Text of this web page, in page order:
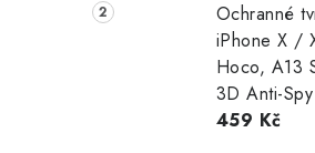
Ochranné
iPhone X /
Hoco, A13
3D Anti-Spy
459 Kč